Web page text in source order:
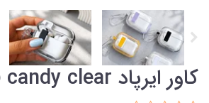
کاور ایرپاد candy clear (کدa0319)